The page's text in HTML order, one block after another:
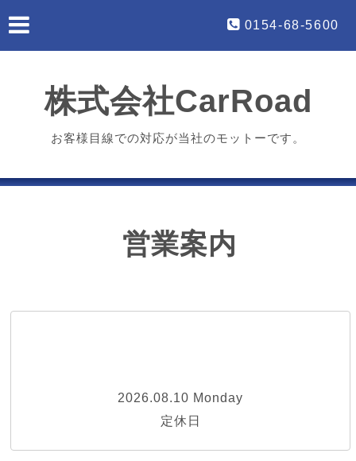
0154-68-5600
株式会社CarRoad
お客様目線での対応が当社のモットーです。
営業案内
2026.08.10 Monday
定休日